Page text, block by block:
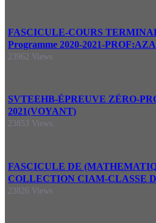
FASCICULE-COURS
Programme 2020-2021-
23962 Views
SVTEEHB-ÉPREUVE ZÉRO-
2021(VOYANT)
23853 Views
FASCICULE DE
COLLECTION CIAM-CLASSE
23826 Views